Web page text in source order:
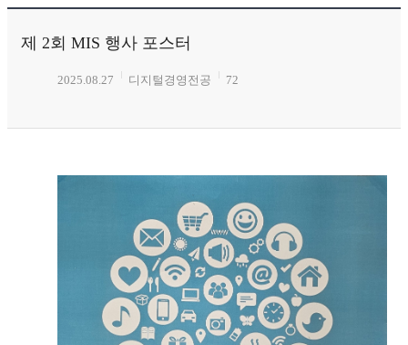
제 2회 MIS 행사 포스터
2025.08.27 디지털경영전공 72